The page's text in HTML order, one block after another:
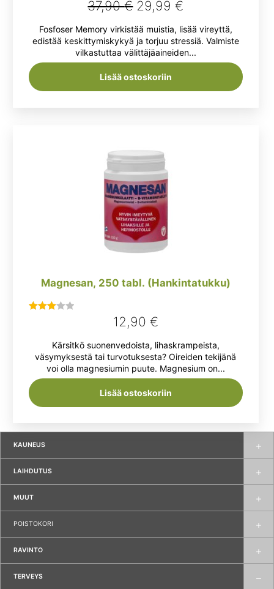
KAUNEUS
LAIHDUTUS
MUUT
POISTOKORI
RAVINTO
TERVEYS
5.00/ 5
37,90€ Alkuperäinen
hinta
oli:
37,90 €.
29,99€
hinta
on:
29,99 €.
Fosfoser Memory virkistää muistia, lisää vireyttä,
edistää keskittymiskykyä ja torjuu stressiä. Valmiste
vilkastuttaa välittäjäaineiden...
Lisää ostoskoriin
Magnesan, 250 tabl. (Hankintatukku)
/ 5
12,90 €
Kärsitkö suonenvedoista, lihaskrampeista,
väsymyksestä tai turvotuksesta? Oireiden tekijänä
voi olla magnesiumin puute. Magnesium on...
Lisää ostoskoriin